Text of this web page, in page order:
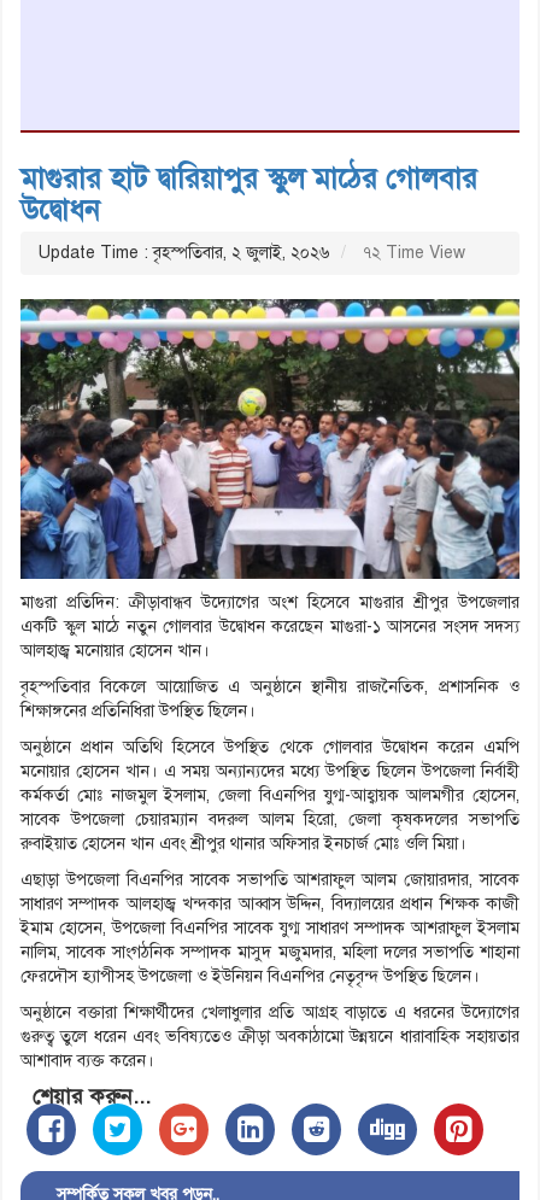
মাগুরার হাট দ্বারিয়াপুর স্কুল মাঠের গোলবার
উদ্বোধন
Update Time : বৃহস্পতিবার, ২ জুলাই, ২০২৬ ৭২ Time View
মাগুরা প্রতিদিন: ক্রীড়াবান্ধব উদ্যোগের অংশ হিসেবে মাগুরার শ্রীপুর উপজেলার
একটি স্কুল মাঠে নতুন গোলবার উদ্বোধন করেছেন মাগুরা-১ আসনের সংসদ সদস্য
আলহাজ্ব মনোয়ার হোসেন খান।
বৃহস্পতিবার বিকেলে আয়োজিত এ অনুষ্ঠানে স্থানীয় রাজনৈতিক, প্রশাসনিক ও
শিক্ষাঙ্গনের প্রতিনিধিরা উপস্থিত ছিলেন।
অনুষ্ঠানে প্রধান অতিথি হিসেবে উপস্থিত থেকে গোলবার উদ্বোধন করেন এমপি
মনোয়ার হোসেন খান। এ সময় অন্যান্যদের মধ্যে উপস্থিত ছিলেন উপজেলা নির্বাহী
কর্মকর্তা মোঃ নাজমুল ইসলাম, জেলা বিএনপির যুগ্ম-আহ্বায়ক আলমগীর হোসেন,
সাবেক উপজেলা চেয়ারম্যান বদরুল আলম হিরো, জেলা কৃষকদলের সভাপতি
রুবাইয়াত হোসেন খান এবং শ্রীপুর থানার অফিসার ইনচার্জ মোঃ ওলি মিয়া।
এছাড়া উপজেলা বিএনপির সাবেক সভাপতি আশরাফুল আলম জোয়ারদার, সাবেক
সাধারণ সম্পাদক আলহাজ্ব খন্দকার আব্বাস উদ্দিন, বিদ্যালয়ের প্রধান শিক্ষক কাজী
ইমাম হোসেন, উপজেলা বিএনপির সাবেক যুগ্ম সাধারণ সম্পাদক আশরাফুল ইসলাম
নালিম, সাবেক সাংগঠনিক সম্পাদক মাসুদ মজুমদার, মহিলা দলের সভাপতি শাহানা
ফেরদৌস হ্যাপীসহ উপজেলা ও ইউনিয়ন বিএনপির নেতৃবৃন্দ উপস্থিত ছিলেন।
অনুষ্ঠানে বক্তারা শিক্ষার্থীদের খেলাধুলার প্রতি আগ্রহ বাড়াতে এ ধরনের উদ্যোগের
গুরুত্ব তুলে ধরেন এবং ভবিষ্যতেও ক্রীড়া অবকাঠামো উন্নয়নে ধারাবাহিক সহায়তার
আশাবাদ ব্যক্ত করেন।
শেয়ার করুন...
সম্পর্কিত সকল খবর পড়ুন..